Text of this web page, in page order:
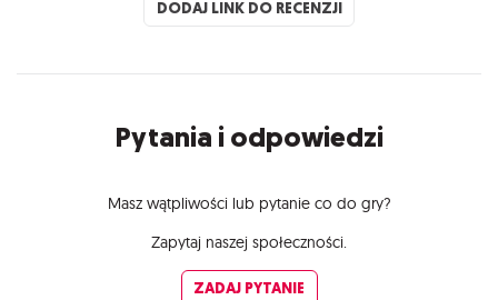
DODAJ LINK DO RECENZJI
Pytania i odpowiedzi
Masz wątpliwości lub pytanie co do gry?
Zapytaj naszej społeczności.
ZADAJ PYTANIE